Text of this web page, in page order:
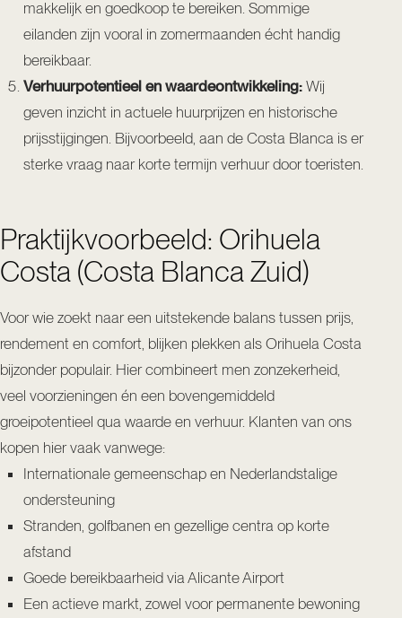
makkelijk en goedkoop te bereiken. Sommige
eilanden zijn vooral in zomermaanden écht handig
bereikbaar.
Verhuurpotentieel en waardeontwikkeling: Wij
geven inzicht in actuele huurprijzen en historische
prijsstijgingen. Bijvoorbeeld, aan de Costa Blanca is er
sterke vraag naar korte termijn verhuur door toeristen.
Praktijkvoorbeeld: Orihuela
Costa (Costa Blanca Zuid)
Voor wie zoekt naar een uitstekende balans tussen prijs,
rendement en comfort, blijken plekken als Orihuela Costa
bijzonder populair. Hier combineert men zonzekerheid,
veel voorzieningen én een bovengemiddeld
groeipotentieel qua waarde en verhuur. Klanten van ons
kopen hier vaak vanwege:
Internationale gemeenschap en Nederlandstalige
ondersteuning
Stranden, golfbanen en gezellige centra op korte
afstand
Goede bereikbaarheid via Alicante Airport
Een actieve markt, zowel voor permanente bewoning